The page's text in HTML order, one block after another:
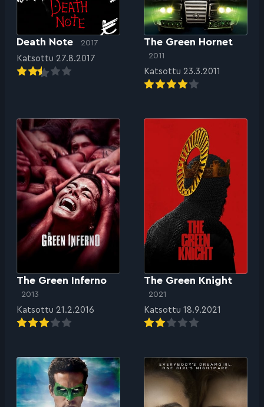
Death Note 2017
Katsottu 27.8.2017
The Green Hornet
2011
Katsottu 23.3.2011
The Green Inferno
2013
Katsottu 21.2.2016
The Green Knight
2021
Katsottu 18.9.2021